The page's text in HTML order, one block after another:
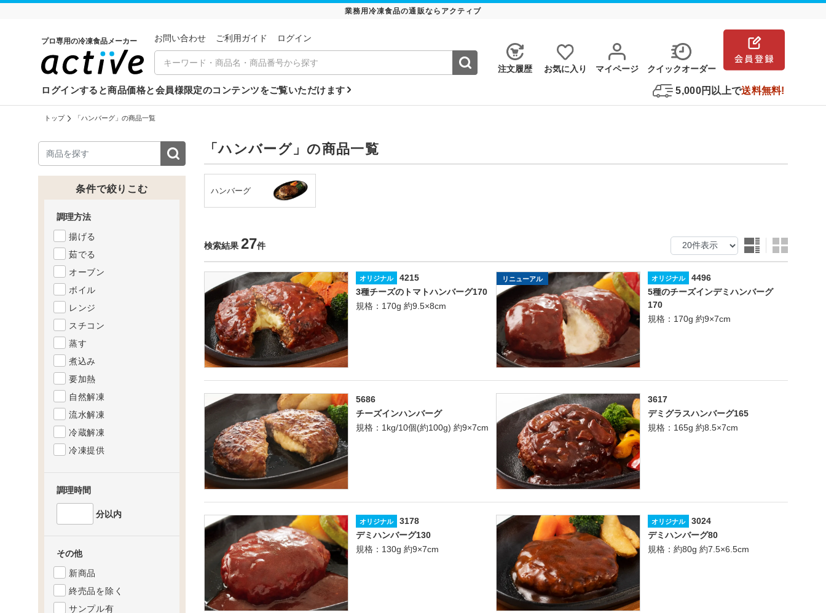
業務用冷凍食品の通販ならアクティブ
プロ専用の冷凍食品メーカー お問い合わせ ご利⽤ガイド ログイン
注⽂履歴 お気に⼊り マイページ クイックオーダー
ログインすると商品価格と会員様限定のコンテンツをご覧いただけます 5,000円以上で送料無料!
トップ 「ハンバーグ」の商品一覧
条件で絞りこむ
調理方法
揚げる
茹でる
オーブン
ボイル
レンジ
スチコン
蒸す
煮込み
要加熱
自然解凍
流水解凍
冷蔵解凍
冷凍提供
調理時間
分以内
その他
新商品
終売品を除く
サンプル有
「ハンバーグ」の商品一覧
ハンバーグ
検索結果 27件
オリジナル
4215
3種チーズのトマトハンバーグ170
規格：170g 約9.5×8cm
オリジナル
4496
5種のチーズインデミハンバーグ
170
規格：170g 約9×7cm
リニューアル
5686
チーズインハンバーグ
規格：1kg/10個(約100g) 約9×7cm
3617
デミグラスハンバーグ165
規格：165g 約8.5×7cm
オリジナル
3178
デミハンバーグ130
規格：130g 約9×7cm
オリジナル
3024
デミハンバーグ80
規格：約80g 約7.5×6.5cm